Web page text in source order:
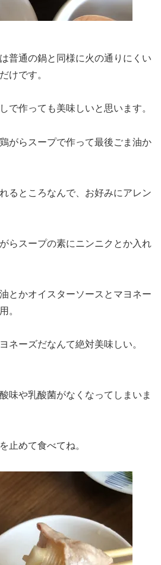
普通の鍋と同様に火の通りにくい
けです。
で作っても美味しいと思います。
がらスープで作って最後ごま油か
るところなんで、お好みにアレン
らスープの素にニンニクとか入れ
とかオイスターソースとマヨネー
。
ネーズだなんて絶対美味しい。
味や乳酸菌がなくなってしまいま
止めて食べてね。